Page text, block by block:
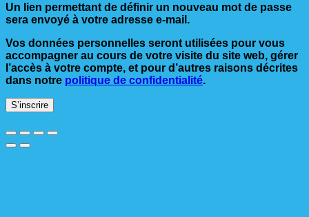
Un lien permettant de définir un nouveau mot de passe
sera envoyé à votre adresse e-mail.
Vos données personnelles seront utilisées pour vous
accompagner au cours de votre visite du site web, gérer
l’accès à votre compte, et pour d’autres raisons décrites
dans notre politique de confidentialité.
S’inscrire